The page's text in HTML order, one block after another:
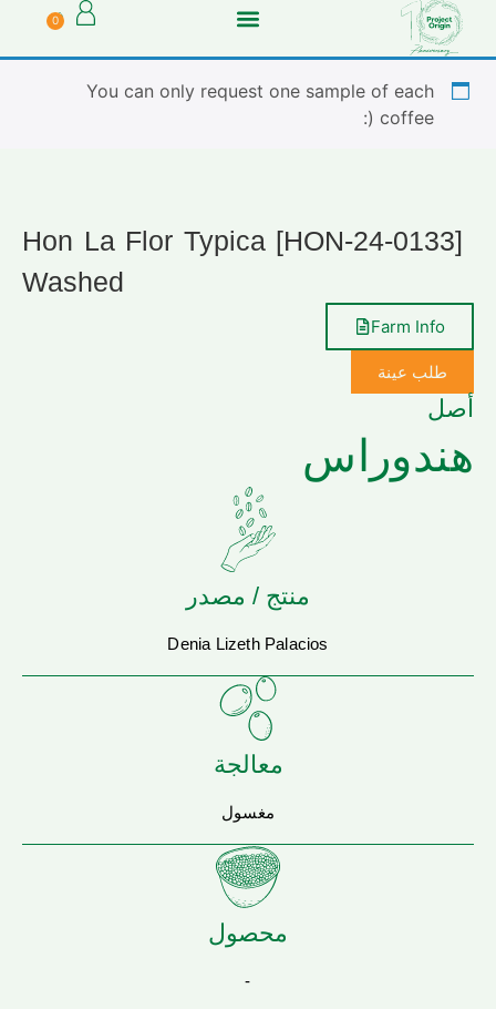
0
You can only request one sample of each
coffee (:
[HON-24-0133] Hon La Flor Typica
Washed
Farm Info
طلب عينة
أصل
هندوراس
منتج / مصدر
Denia Lizeth Palacios
معالجة
مغسول
محصول
-